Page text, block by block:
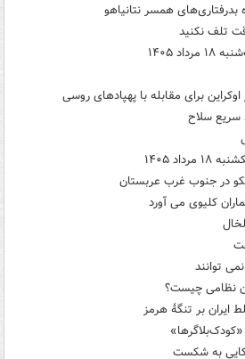
بدرفتاری‌های همسر نتانیاهو
تلف نکنید
۱۴۰۵
اوکراین برای مقابله با پهپادهای روسی
سریع سلاح
۱۴۰۵
در جنوب غرب عربستان
کلیوی می آورد
توانند
نظامی چیست؟
بر تنگۀ هرمز
به شکست